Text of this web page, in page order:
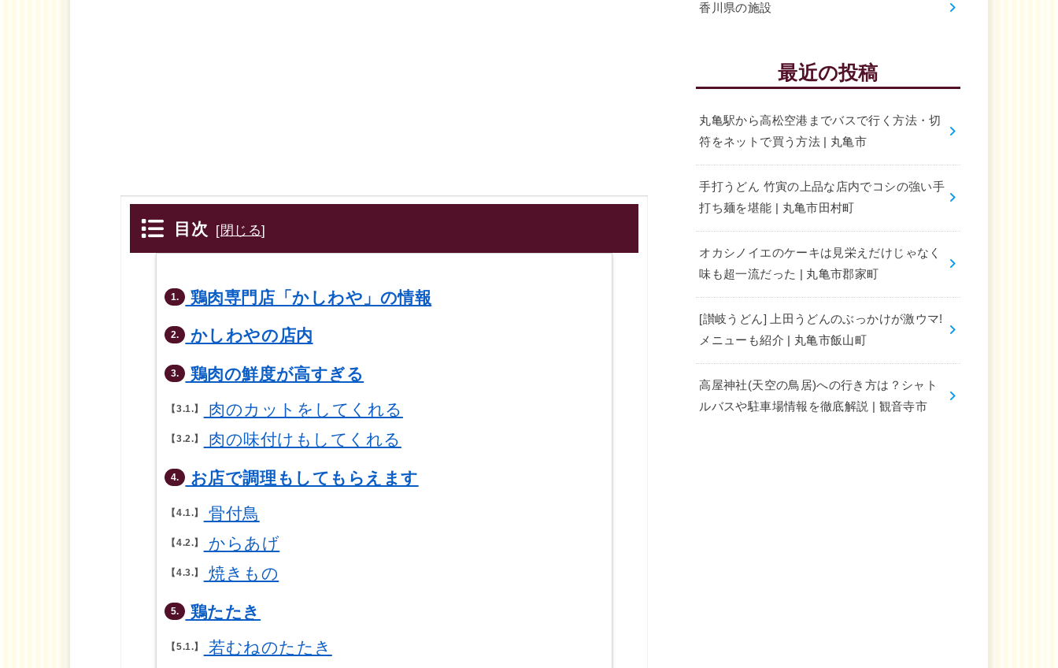
目次 [閉じる]
1. 鶏肉専門店「かしわや」の情報
2. かしわやの店内
3. 鶏肉の鮮度が高すぎる
3.1. 肉のカットをしてくれる
3.2. 肉の味付けもしてくれる
4. お店で調理もしてもらえます
4.1. 骨付鳥
4.2. からあげ
4.3. 焼きもの
5. 鶏たたき
5.1. 若むねのたたき
香川県の施設
最近の投稿
丸亀駅から高松空港までバスで行く方法・切
符をネットで買う方法 | 丸亀市
手打うどん 竹寅の上品な店内でコシの強い手
打ち麺を堪能 | 丸亀市田村町
オカシノイエのケーキは見栄えだけじゃなく
味も超一流だった | 丸亀市郡家町
[讃岐うどん] 上田うどんのぶっかけが激ウマ!
メニューも紹介 | 丸亀市飯山町
高屋神社(天空の鳥居)への行き方は？シャト
ルバスや駐車場情報を徹底解説 | 観音寺市